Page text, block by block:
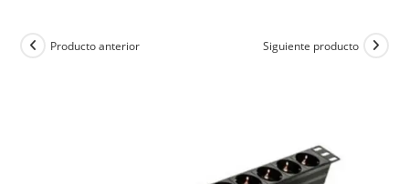
Producto anterior Siguiente producto